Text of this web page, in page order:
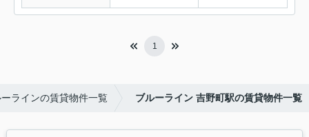
1
ラインの賃貸物件一覧 ブルーライン 吉野町駅の賃貸物件一覧